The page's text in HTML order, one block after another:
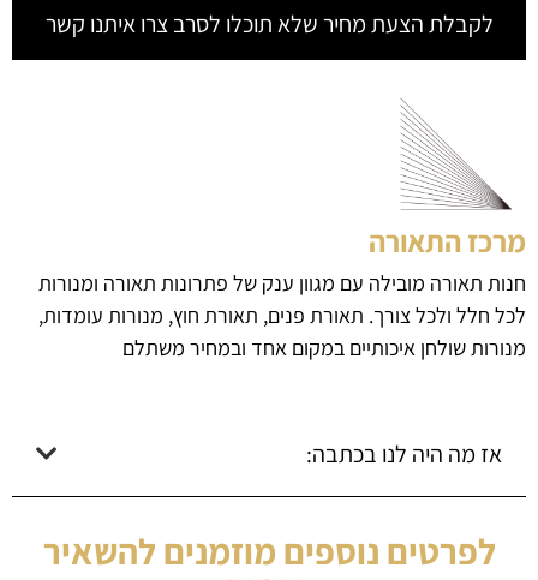
לקבלת הצעת מחיר שלא תוכלו לסרב צרו איתנו קשר
מרכז התאורה
חנות תאורה מובילה עם מגוון ענק של פתרונות תאורה ומנורות
לכל חלל ולכל צורך. תאורת פנים, תאורת חוץ, מנורות עומדות,
מנורות שולחן איכותיים במקום אחד ובמחיר משתלם
אז מה היה לנו בכתבה:
לפרטים נוספים מוזמנים להשאיר